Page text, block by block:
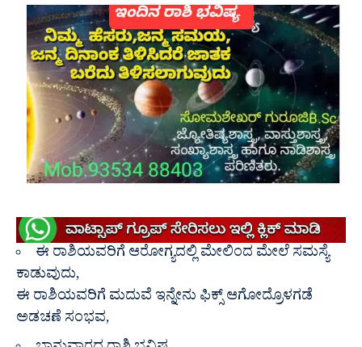
ಈ ರಾಶಿಯವರಿಗೆ ಆರೋಗ್ಯದಲ್ಲಿ ಮೇಲಿಂದ ಮೇಲೆ ಸಮಸ್ಯೆ
ಕಾಡುವುದು,
ಈ ರಾಶಿಯವರಿಗೆ ಮದುವೆ ಇನ್ನೇನು ಫಿಕ್ಸ್ ಆಗೋದ್ರೊಳಗಡೆ
ಅಡಚಣೆ ಸಂಭವ,